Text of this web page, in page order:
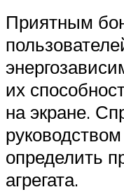
Приятным
их
на экране.
определить
агрегата.